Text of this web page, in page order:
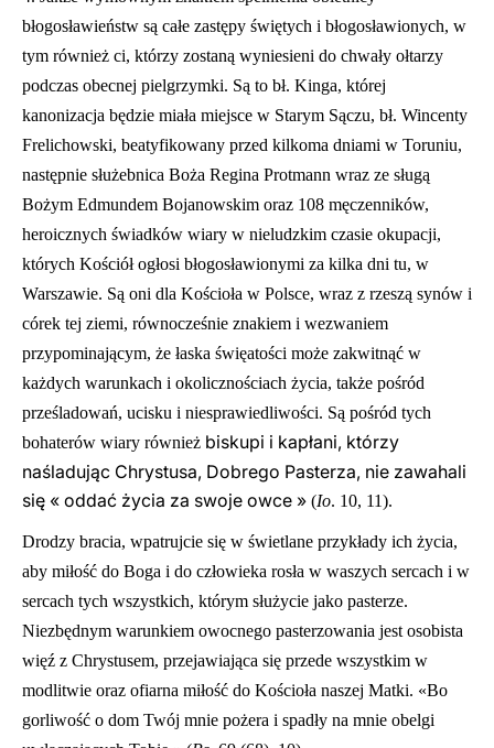
błogosławieństw są całe zastępy świętych i błogosławionych, w
tym również ci, którzy zostaną wyniesieni do chwały ołtarzy
podczas obecnej pielgrzymki. Są to bł. Kinga, której
kanonizacja będzie miała miejsce w Starym Sączu, bł. Wincenty
Frelichowski, beatyfikowany przed kilkoma dniami w Toruniu,
następnie służebnica Boża Regina Protmann wraz ze sługą
Bożym Edmundem Bojanowskim oraz 108 męczenników,
heroicznych świadków wiary w nieludzkim czasie okupacji,
których Kościół ogłosi błogosławionymi za kilka dni tu, w
Warszawie. Są oni dla Kościoła w Polsce, wraz z rzeszą synów i
córek tej ziemi, równocześnie znakiem i wezwaniem
przypominającym, że łaska święatości może zakwitnąć w
każdych warunkach i okolicznościach życia, także pośród
prześladowań, ucisku i niesprawiedliwości. Są pośród tych
bohaterów wiary również biskupi i kapłani, którzy
naśladując Chrystusa, Dobrego Pasterza, nie zawahali
się « oddać życia za swoje owce » (Io. 10, 11).
Drodzy bracia, wpatrujcie się w świetlane przykłady ich życia,
aby miłość do Boga i do człowieka rosła w waszych sercach i w
sercach tych wszystkich, którym służycie jako pasterze.
Niezbędnym warunkiem owocnego pasterzowania jest osobista
więź z Chrystusem, przejawiająca się przede wszystkim w
modlitwie oraz ofiarna miłość do Kościoła naszej Matki. «Bo
gorliwość o dom Twój mnie pożera i spadły na mnie obelgi